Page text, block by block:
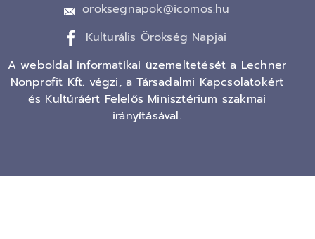
oroksegnapok@icomos.hu
Kulturális Örökség Napjai
A weboldal informatikai üzemeltetését a Lechner
Nonprofit Kft. végzi, a Társadalmi Kapcsolatokért
és Kultúráért Felelős Minisztérium szakmai
irányításával.